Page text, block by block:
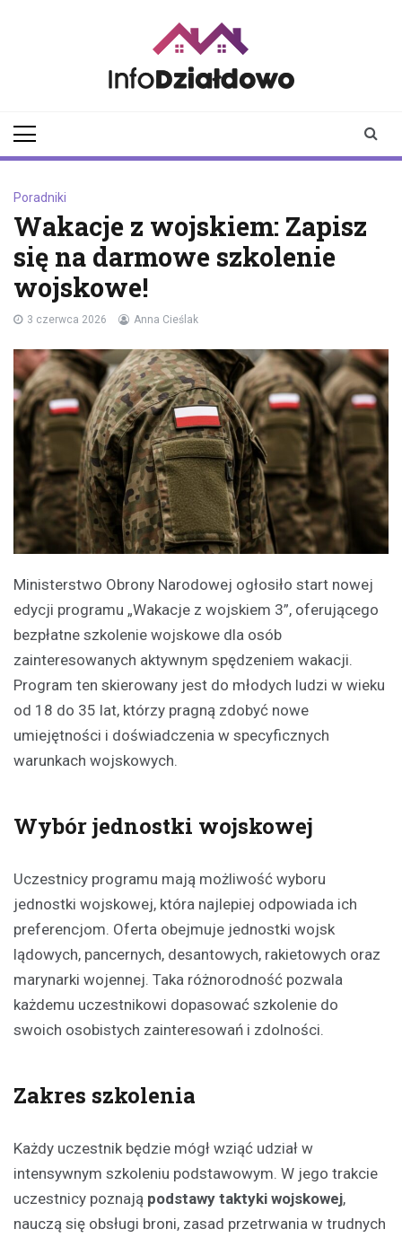
Poradniki
Wakacje z wojskiem: Zapisz
się na darmowe szkolenie
wojskowe!
3 czerwca 2026 Anna Cieślak
Ministerstwo Obrony Narodowej ogłosiło start nowej
edycji programu „Wakacje z wojskiem 3”, oferującego
bezpłatne szkolenie wojskowe dla osób
zainteresowanych aktywnym spędzeniem wakacji.
Program ten skierowany jest do młodych ludzi w wieku
od 18 do 35 lat, którzy pragną zdobyć nowe
umiejętności i doświadczenia w specyficznych
warunkach wojskowych.
Wybór jednostki wojskowej
Uczestnicy programu mają możliwość wyboru
jednostki wojskowej, która najlepiej odpowiada ich
preferencjom. Oferta obejmuje jednostki wojsk
lądowych, pancernych, desantowych, rakietowych oraz
marynarki wojennej. Taka różnorodność pozwala
każdemu uczestnikowi dopasować szkolenie do
swoich osobistych zainteresowań i zdolności.
Zakres szkolenia
Każdy uczestnik będzie mógł wziąć udział w
intensywnym szkoleniu podstawowym. W jego trakcie
uczestnicy poznają podstawy taktyki wojskowej,
nauczą się obsługi broni, zasad przetrwania w trudnych